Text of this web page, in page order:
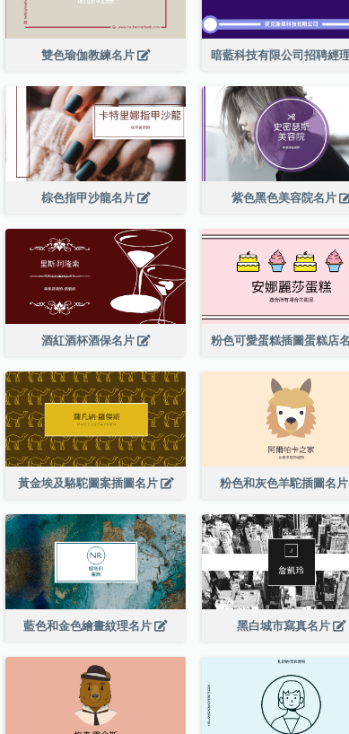
雙色瑜伽教練名片
棕色指甲沙龍名片 紫色黑色美容院名片
酒紅酒杯酒保名片
黃金埃及駱駝圖案插圖名片 粉色和灰色羊駝插圖名片
藍色和金色繪畫紋理名片 黑白城市寫真名片